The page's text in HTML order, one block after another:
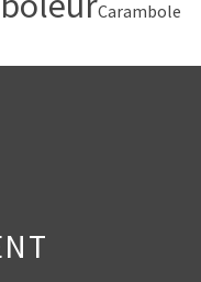
Carambole